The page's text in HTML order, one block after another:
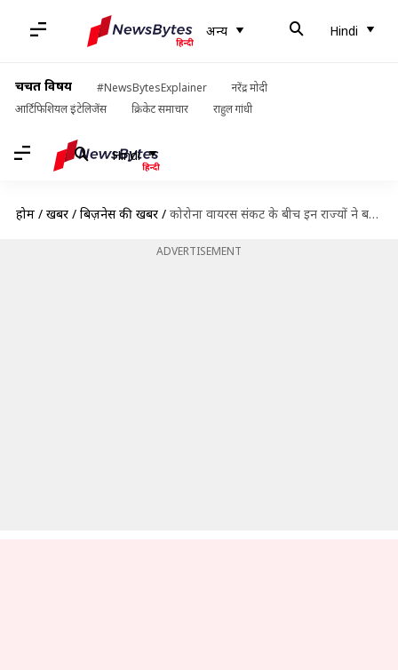
अन्य Hindi
चर्चित विषय #NewsBytesExplainer
नरेंद्र मोदी
आर्टिफिशियल इंटेलिजेंस
क्रिकेट समाचार राहुल गांधी
Hindi
होम / खबरें / बिज़नेस की खबरें / कोरोना वायरस संकट के बीच इन राज्यों ने बढ़ाई तेल की कीमतें
ADVERTISEMENT